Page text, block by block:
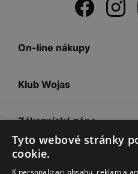
On-line nákupy
Klub Wojas
Zákaznická zóna
Společnost Wojas
Tyto webové stránky
cookie.
K personalizaci obsahu, reklam a